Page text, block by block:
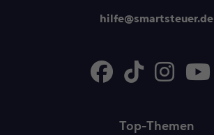
hilfe@smartsteuer.de
Top-Themen